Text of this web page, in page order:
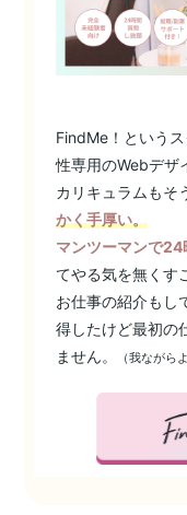
FindMe！という
性専用のWebデザ
カリキュラムもそ
かく手厚い。
マンツーマンで24
てやる気を無くす
お仕事の紹介もし
得したけど最初の
ません。
（我ながら